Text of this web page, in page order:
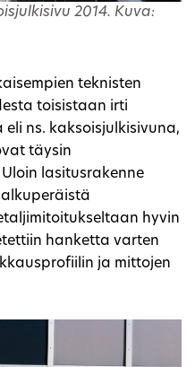
2014. Kuva:
teknisten
toisistaan irti
ns. kaksoisjulkisivuna,
täysin
lasitusrakenne
hyvin
hanketta varten
ja mittojen